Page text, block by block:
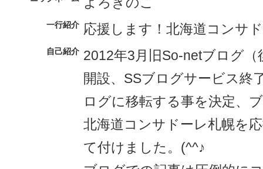
一行紹介 応援します！北海道コンサ
自己紹介 2012年3月旧So-netブログ
開設、SSブログサービス終
ログに移転する事を決定、
北海道コンサドーレ札幌を
て付けました。(^^♪